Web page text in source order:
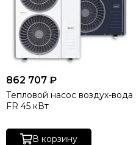
862 707 ₽
Тепловой насос воздух-вода
FR 45 кВт
В корзину